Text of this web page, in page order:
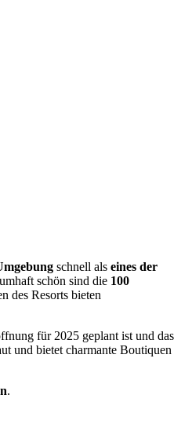
schnell als eines der
schön sind die 100
des Resorts bieten
für 2025 geplant ist und das
und bietet charmante Boutiquen
.